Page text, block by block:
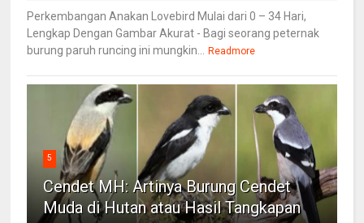
Perkembangan Anakan Lovebird Mulai dari 0 – 34 Hari,
Lengkap Dengan Gambar Akurat - Bagi seorang peternak
burung paruh runcing ini mungkin...
Readmore
5
Cendet MH: Artinya Burung Cendet
Muda di Hutan atau Hasil Tangkapan